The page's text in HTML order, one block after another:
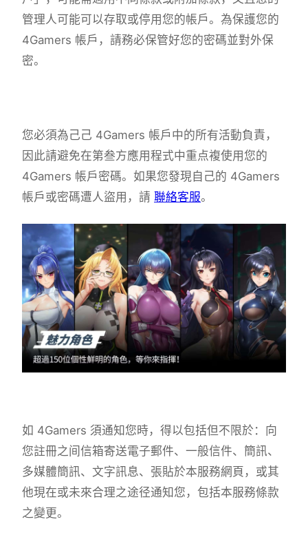
管理人可能可以存取或停用您的帳戶。為保護您的
4Gamers 帳戶，請務必保管好您的密碼並對外保
密。
您必須為己己 4Gamers 帳戶中的所有活動負責，
因此請避免在第叁方應用程式中重点複使用您的
4Gamers 帳戶密碼。如果您發現自己的 4Gamers
帳戶或密碼遭人盜用，請 聯絡客服。
如 4Gamers 須通知您時，得以包括但不限於：向
您註冊之间信箱寄送電子郵件、一般信件、簡訊、
多媒體簡訊、文字訊息、張貼於本服務網頁，或其
他現在或未來合理之途径通知您，包括本服務條款
之變更。